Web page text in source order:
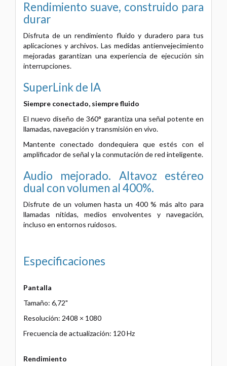
Rendimiento suave, construido para
durar
Disfruta de un rendimiento fluido y duradero para tus
aplicaciones y archivos. Las medidas antienvejecimiento
mejoradas garantizan una experiencia de ejecución sin
interrupciones.
SuperLink de IA
Siempre conectado, siempre fluido
El nuevo diseño de 360° garantiza una señal potente en
llamadas, navegación y transmisión en vivo.
Mantente conectado dondequiera que estés con el
amplificador de señal y la conmutación de red inteligente.
Audio mejorado. Altavoz estéreo
dual con volumen al 400%.
Disfrute de un volumen hasta un 400 % más alto para
llamadas nítidas, medios envolventes y navegación,
incluso en entornos ruidosos.
Especificaciones
Pantalla
Tamaño: 6,72"
Resolución: 2408 × 1080
Frecuencia de actualización: 120 Hz
Rendimiento